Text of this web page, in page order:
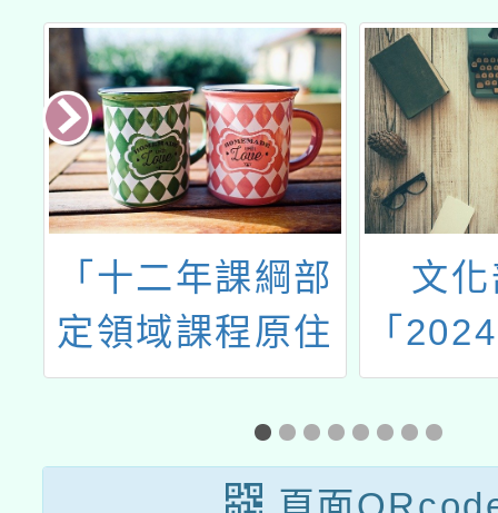
「十二年課綱部
定領域課程原住
民族教育議題學
習內容相關教案
研發交流工作
文
「
家語
議」